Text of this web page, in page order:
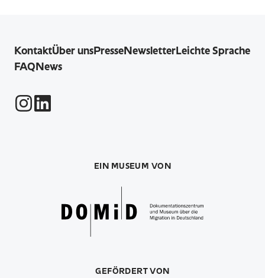
EIN MUSEUM VON
KontaktÜber unsPresseNewsletterLeichte Sprache
FAQNews
Instagram
LinkedIn
GEFÖRDERT VON